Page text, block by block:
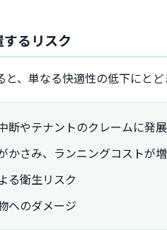
るリスク
、単なる快適性の低下にと
断やテナントのクレームに発展
かさみ、ランニングコストが
る衛生リスク
へのダメージ